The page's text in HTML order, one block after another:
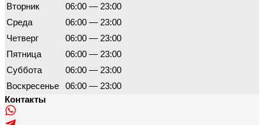
Вторник
06:00 — 23:00
Среда
06:00 — 23:00
Четверг
06:00 — 23:00
Пятница
06:00 — 23:00
Суббота
06:00 — 23:00
Воскресенье
06:00 — 23:00
Контакты